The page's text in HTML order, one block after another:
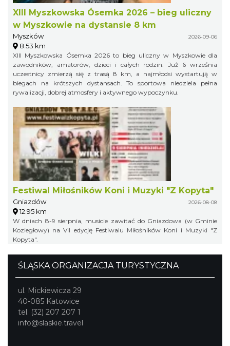
XIII Myszkowska Ósemka 2026 – bieg uliczny
w Myszkowie na dystansie 8 km
Myszków 2026-09-06
8.53 km
XIII Myszkowska Ósemka 2026 to bieg uliczny w Myszkowie dla
zawodników, amatorów, dzieci i całych rodzin. Już 6 września
uczestnicy zmierzą się z trasą 8 km, a najmłodsi wystartują w
biegach na krótszych dystansach. To sportowa niedziela pełna
rywalizacji, dobrej atmosfery i aktywnego wypoczynku.
Festiwal Miłośników Koni i Muzyki "Z Kopyta"
Gniazdów 2026-08-08
12.95 km
W dniach 8-9 sierpnia, musicie zawitać do Gniazdowa (w Gminie
Koziegłowy) na VII edycję Festiwalu Miłośników Koni i Muzyki "Z
Kopyta".
ŚLĄSKA ORGANIZACJA TURYSTYCZNA
ul. Mickiewicza 29
40-085 Katowice
tel. (32) 207 207 1
info@slaskie.travel